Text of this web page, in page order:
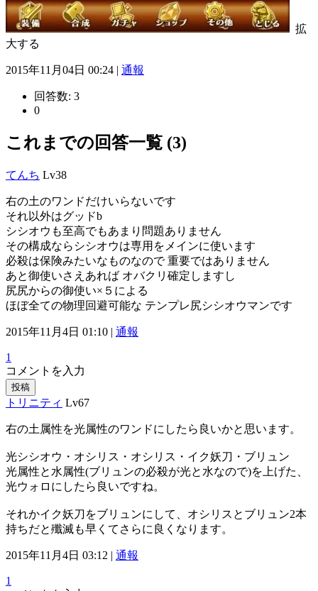
拡
大する
2015年11月04日 00:24 | 通報
回答数: 3
0
これまでの回答一覧 (3)
てんち Lv38
右の土のワンドだけいらないです
それ以外はグッドb
シシオウも至高でもあまり問題ありません
その構成ならシシオウは専用をメインに使います
必殺は保険みたいなものなので 重要ではありません
あと御使いさえあれば オバクリ確定しますし
尻尻からの御使い×５による
ほぼ全ての物理回避可能な テンプレ尻シシオウマンです
2015年11月4日 01:10 | 通報
1
コメントを入力
投稿
トリニティ Lv67
右の土属性を光属性のワンドにしたら良いかと思います。
光シシオウ・オシリス・オシリス・イク妖刀・ブリュン
光属性と水属性(ブリュンの必殺が光と水なので)を上げた、
光ウォロにしたら良いですね。
それかイク妖刀をブリュンにして、オシリスとブリュン2本
持ちだと殲滅も早くてさらに良くなります。
2015年11月4日 03:12 | 通報
1